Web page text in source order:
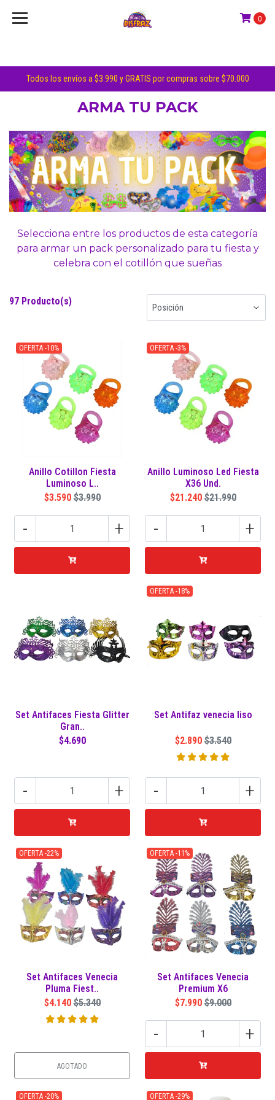
Todos los envíos a $3.990 y GRATIS por compras sobre $70.000
0
ARMA TU PACK
Selecciona entre los productos de esta categoría
para armar un pack personalizado para tu fiesta y
celebra con el cotillón que sueñas
97 Producto(s)
OFERTA -10%
Anillo Cotillon Fiesta
Luminoso L..
$3.590 $3.990
- +
OFERTA -3%
Anillo Luminoso Led Fiesta
X36 Und.
$21.240 $21.990
- +
Set Antifaces Fiesta Glitter
Gran..
$4.690
- +
OFERTA -18%
Set Antifaz venecia liso
$2.890 $3.540
- +
OFERTA -22%
Set Antifaces Venecia
Pluma Fiest..
$4.140 $5.340
AGOTADO
OFERTA -11%
Set Antifaces Venecia
Premium X6
$7.990 $9.000
- +
OFERTA -20% OFERTA -29%